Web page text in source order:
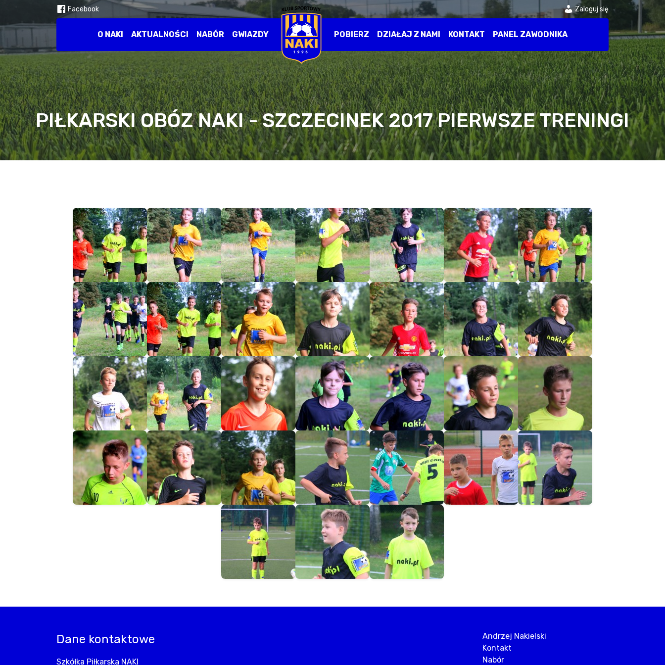
Facebook Zaloguj się
O NAKI AKTUALNOŚCI NABÓR GWIAZDY POBIERZ DZIAŁAJ Z NAMI KONTAKT PANEL ZAWODNIKA
PIŁKARSKI OBÓZ NAKI - SZCZECINEK 2017 PIERWSZE TRENINGI
Dane kontaktowe
Szkółka Piłkarska NAKI
Andrzej Nakielski
Kontakt
Nabór